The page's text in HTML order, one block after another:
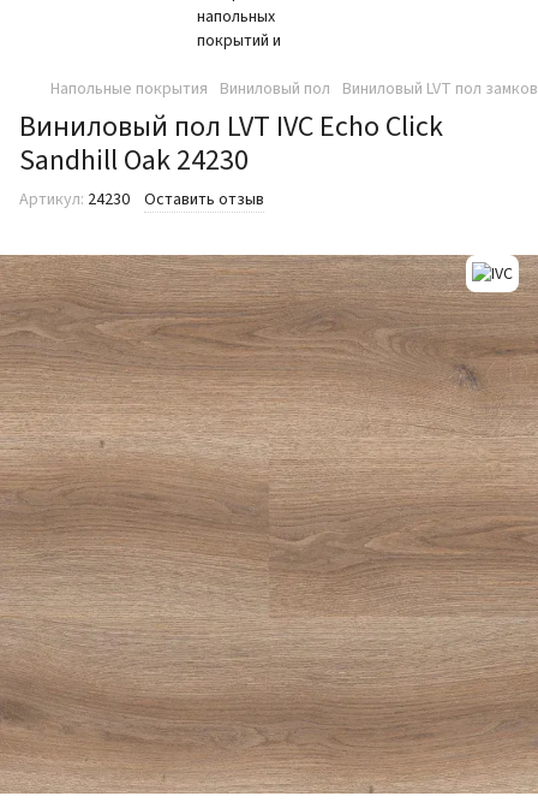
Напольные покрытия Виниловый пол Виниловый LVT пол
Виниловый пол LVT IVC Echo Click
Sandhill Oak 24230
Артикул: 24230 Оставить отзыв